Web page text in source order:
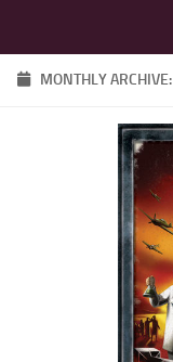
MONTHLY ARCHIVE: